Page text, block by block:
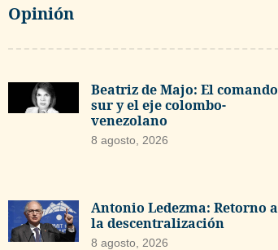
Opinión
Beatriz de Majo: El comando
sur y el eje colombo-
venezolano
8 agosto, 2026
Antonio Ledezma: Retorno a
la descentralización
8 agosto, 2026